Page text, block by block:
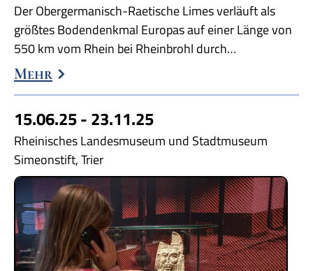
Der Obergermanisch-Raetische Limes verläuft als
größtes Bodendenkmal Europas auf einer Länge von
550 km vom Rhein bei Rheinbrohl durch…
Mehr
15.06.25 - 23.11.25
Rheinisches Landesmuseum und Stadtmuseum
Simeonstift, Trier